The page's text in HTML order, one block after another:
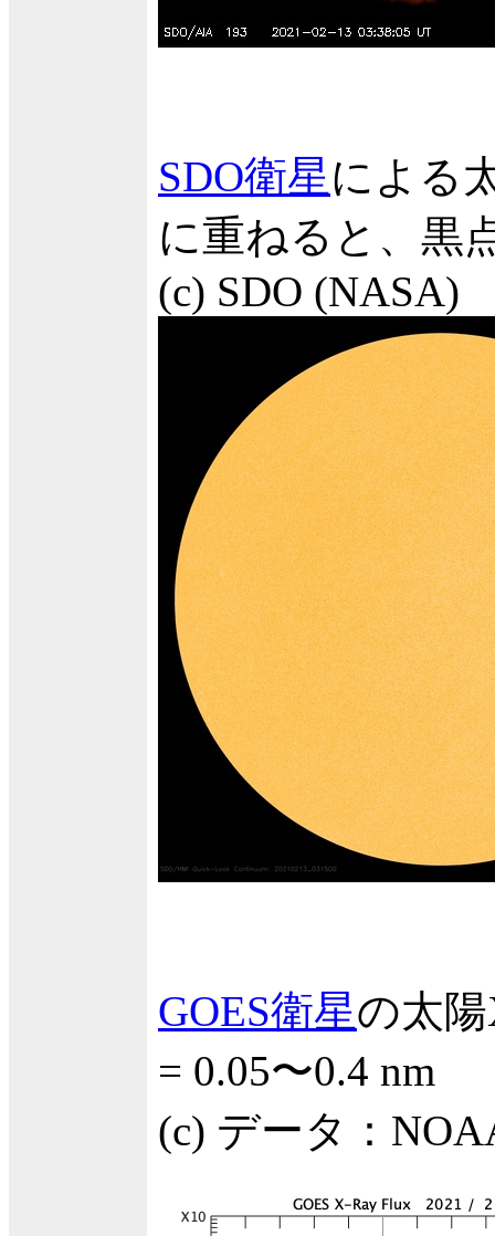
SDO衛星による
に重ねると、黒
(c) SDO (NASA)
GOES衛星の太
= 0.05〜0.4 nm
(c) データ：